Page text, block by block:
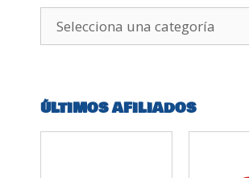
ÚLTIMOS AFILIADOS